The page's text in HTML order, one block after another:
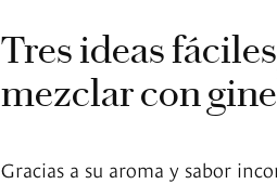
Tres ideas
mezclar con
Gracias a su aroma y sabor